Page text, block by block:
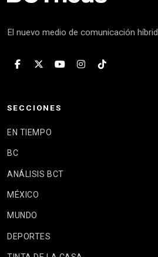
El nuevo medio de comunicación
SECCIONES
EN TIEMPO
BC
ANÁLISIS BCT
MÉXICO
MUNDO
DEPORTES